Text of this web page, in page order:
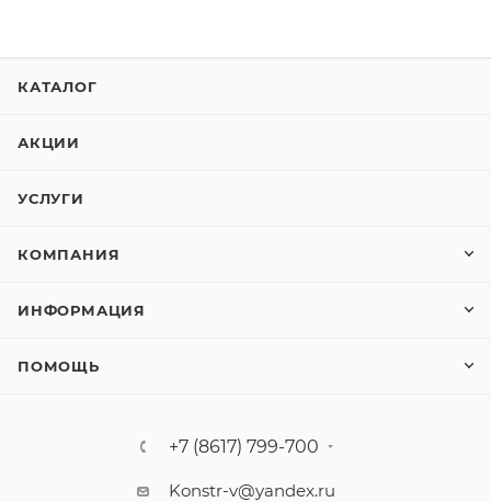
КАТАЛОГ
АКЦИИ
УСЛУГИ
КОМПАНИЯ
ИНФОРМАЦИЯ
ПОМОЩЬ
+7 (8617) 799-700
Konstr-v@yandex.ru